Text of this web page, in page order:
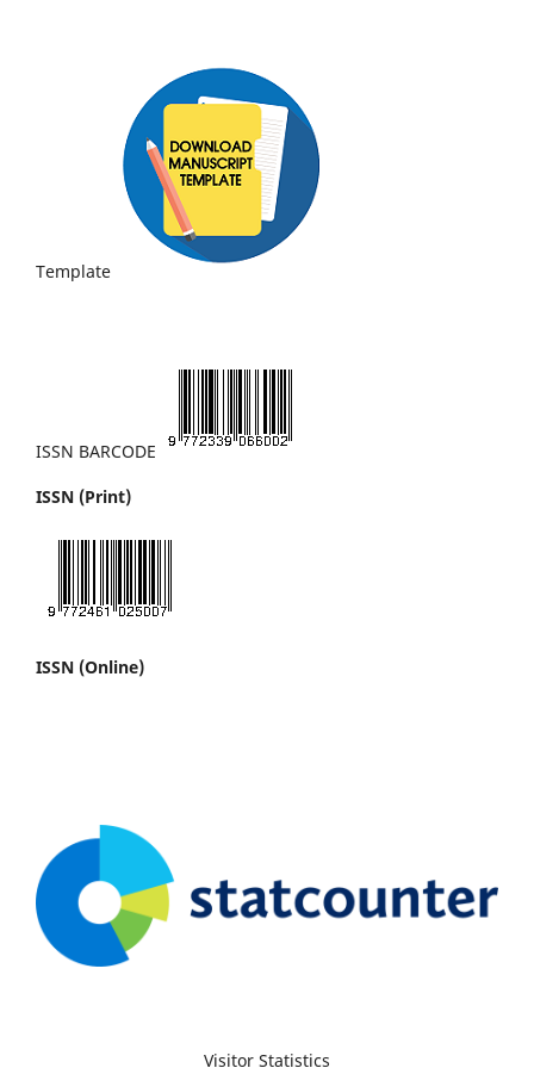
Template
ISSN BARCODE
ISSN (Print)
ISSN (Online)
Visitor Statistics